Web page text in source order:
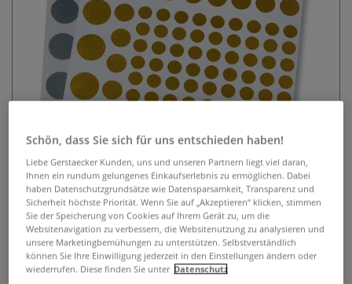
Klebepunkte gold und silber
Schön, dass Sie sich für uns entschieden haben!
Liebe Gerstaecker Kunden, uns und unseren Partnern liegt viel daran,
Ihnen ein rundum gelungenes Einkaufserlebnis zu ermöglichen. Dabei
haben Datenschutzgrundsätze wie Datensparsamkeit, Transparenz und
Sicherheit höchste Priorität. Wenn Sie auf „Akzeptieren“ klicken, stimmen
Sie der Speicherung von Cookies auf Ihrem Gerät zu, um die
Websitenavigation zu verbessern, die Websitenutzung zu analysieren und
unsere Marketingbemühungen zu unterstützen. Selbstverständlich
können Sie Ihre Einwilligung jederzeit in den Einstellungen ändern oder
wiederrufen. Diese finden Sie unter Datenschutz